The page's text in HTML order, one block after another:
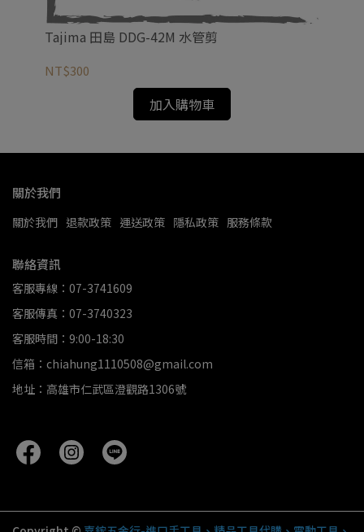
Tajima 田島 DDG-42M 水管剪
NT$300
加入購物車
關於我們
關於我們 退款政策 運送政策 隱私政策 服務條款
聯絡資訊
客服專線：07-3741609
客服傳真：07-3740323
客服時間：9:00-18:30
信箱：chiahung1110508@gmail.com
地址：高雄市仁武區澄觀路1306號